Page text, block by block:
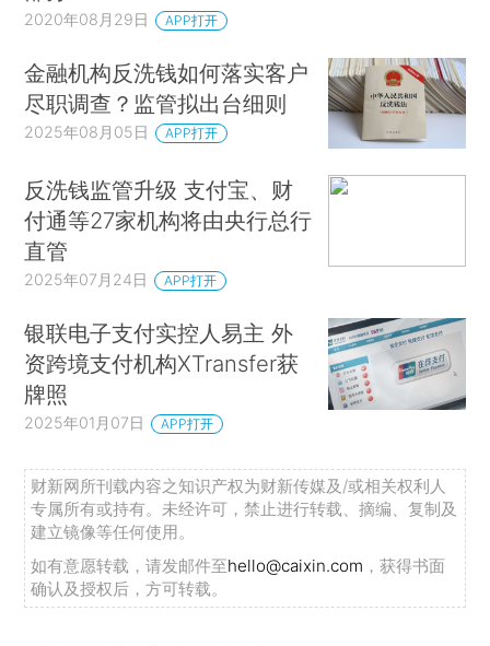
2020年08月29日 APP打开
金融机构反洗钱如何落实客户
尽职调查？监管拟出台细则
2025年08月05日 APP打开
反洗钱监管升级 支付宝、财
付通等27家机构将由央行总行
直管
2025年07月24日 APP打开
银联电子支付实控人易主 外
资跨境支付机构XTransfer获
牌照
2025年01月07日 APP打开
财新网所刊载内容之知识产权为财新传媒及/或相关权利人
专属所有或持有。未经许可，禁止进行转载、摘编、复制及
建立镜像等任何使用。
如有意愿转载，请发邮件至hello@caixin.com ，获得书面
确认及授权后，方可转载。